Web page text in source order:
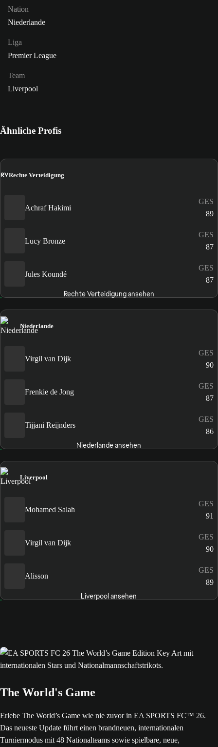
Nation
Niederlande
Liga
Premier League
Team
Liverpool
Ähnliche Profis
RVRechte Verteidigung
Achraf Hakimi
GES
89
Lucy Bronze
GES
87
Jules Koundé
GES
87
Rechte Verteidigung ansehen
Niederlande
Virgil van Dijk
GES
90
Frenkie de Jong
GES
87
Tijjani Reijnders
GES
86
Niederlande ansehen
Liverpool
Mohamed Salah
GES
91
Virgil van Dijk
GES
90
Alisson
GES
89
Liverpool ansehen
The World's Game
Erlebe The World’s Game wie nie zuvor in EA SPORTS FC™ 26.
Das neueste Update führt einen brandneuen, internationalen
Turniermodus mit 48 Nationalteams sowie spielbare, neue,